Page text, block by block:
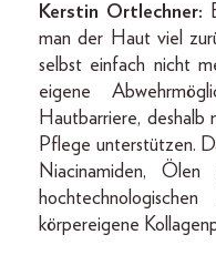
Kerstin Ortlechner:
man der Haut viel
selbst einfach nicht
eigene
Hautbarriere, deshalb
Pflege unterstützen.
Niacinamiden,
körpereigene